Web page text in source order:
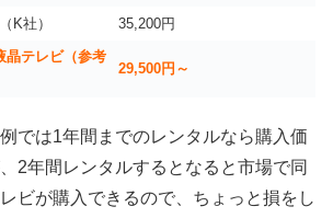
K社）
35,200円
晶テレビ（参考
29,500円～
では1年間までのレンタルなら購入価
2年間レンタルするとなると市場で同
ビが購入できるので、ちょっと損をし